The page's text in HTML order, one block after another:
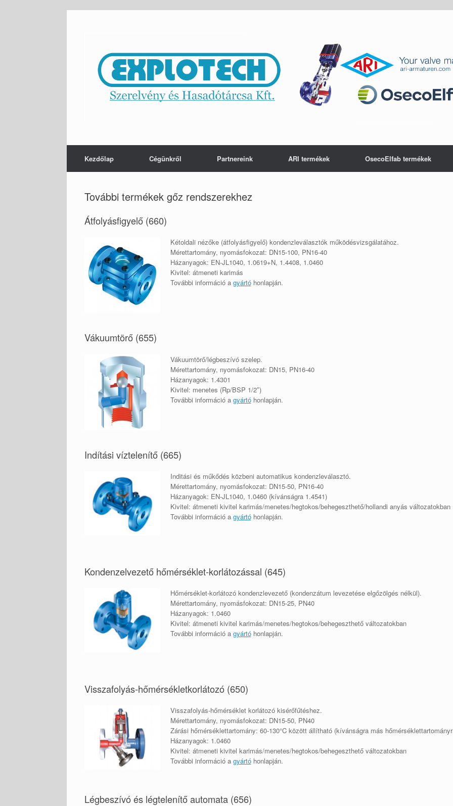
Kezdőlap Cégünkről Partnereink ARI termékek OsecoElfab termékek
További termékek gőz rendszerekhez
Átfolyásfigyelő (660)
Kétoldali nézőke (átfolyásfigyelő) kondenzleválasztók működésvizsgálatához.
Mérettartomány, nyomásfokozat: DN15-100, PN16-40
Házanyagok: EN-JL1040, 1.0619+N, 1.4408, 1.0460
Kivitel: átmeneti karimás
További információ a gyártóhonlapján.
Vákuumtörő (655)
Vákuumtörő/légbeszívó szelep.
Mérettartomány, nyomásfokozat: DN15, PN16-40
Házanyagok: 1.4301
Kivitel: menetes (Rp/BSP 1/2″)
További információ a gyártóhonlapján.
Indítási víztelenítő (665)
Inditási és műkődés közbeni automatikus kondenzleválasztó.
Mérettartomány, nyomásfokozat: DN15-50, PN16-40
Házanyagok: EN-JL1040, 1.0460 (kívánságra 1.4541)
Kivitel: átmeneti kivitel karimás/menetes/hegtokos/behegeszthető/hollandi anyás változatokban
További információ a gyártóhonlapján.
Kondenzelvezető hőmérséklet-korlátozással (645)
Hőmérséklet-korlátozó kondenzlevezető (kondenzátum levezetése elgőzölgés nélkül).
Mérettartomány, nyomásfokozat: DN15-25, PN40
Házanyagok: 1.0460
Kivitel: átmeneti kivitel karimás/menetes/hegtokos/behegeszthető változatokban
További információ a gyártóhonlapján.
Visszafolyás-hőmérsékletkorlátozó (650)
Visszafolyás-hőmérséklet korlátozó kisérőfűtéshez.
Mérettartomány, nyomásfokozat: DN15-50, PN40
Zárási hőmérséklettartomány: 60-130°C között állítható (kívánságra más
Házanyagok: 1.0460
Kivitel: átmeneti kivitel karimás/menetes/hegtokos/behegeszthető változatokban
További információ a gyártóhonlapján.
Légbeszívó és légtelenítő automata (656)